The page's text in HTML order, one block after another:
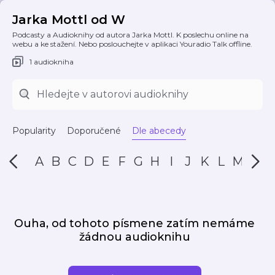
Jarka Mottl od W
Podcasty a Audioknihy od autora Jarka Mottl. K poslechu online na
webu a ke stažení. Nebo poslouchejte v aplikaci Youradio Talk offline.
1 audiokniha
Popularity Doporučené Dle abecedy
A B C D E F G H I J K L M N
Ouha, od tohoto písmene zatím nemáme
žádnou audioknihu